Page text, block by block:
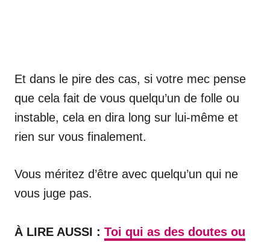
Et dans le pire des cas, si votre mec pense
que cela fait de vous quelqu’un de folle ou
instable, cela en dira long sur lui-même et
rien sur vous finalement.
Vous méritez d’être avec quelqu’un qui ne
vous juge pas.
À LIRE AUSSI : Toi qui as des doutes ou